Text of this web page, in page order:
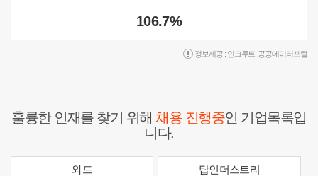
106.7%
정보제공 : 인크루트 공공데이터포털
훌륭한 인재를 찾기 위해채용 진행중인 기업목록입
니다.
와드 탑인더스트리